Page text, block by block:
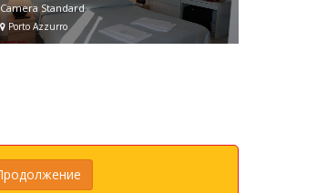
Camera Standard
Porto Azzurro